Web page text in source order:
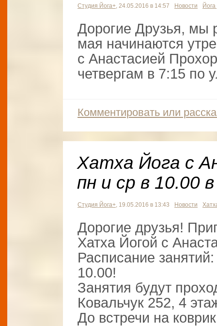
Студия Йога+, 24.05.2016 в 14:57 Новости
Дорогие Друзья, мы
мая начинаются
с Анастасией
четвергам в 7:15 по
Комментировать или
Хатха Йога с
пн и ср в 10.00
Студия Йога+ , 19.05.2016 в 13:43 Новости
Дорогие друзья!
Хатха Йогой с
Расписание
10.00!
Занятия будут
Ковальчук 252, 4
До встречи на